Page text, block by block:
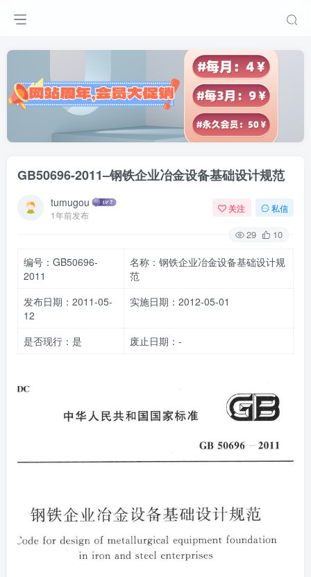
GB50696-2011–钢铁企业冶金设备基础设计规范
tumugou
1年前发布
关注 私信
29 10
编号：GB50696-
2011
名称：钢铁企业冶金设备基础设计规
范
发布日期：2011-05-
12
实施日期：2012-05-01
是否现行：是 废止日期：-